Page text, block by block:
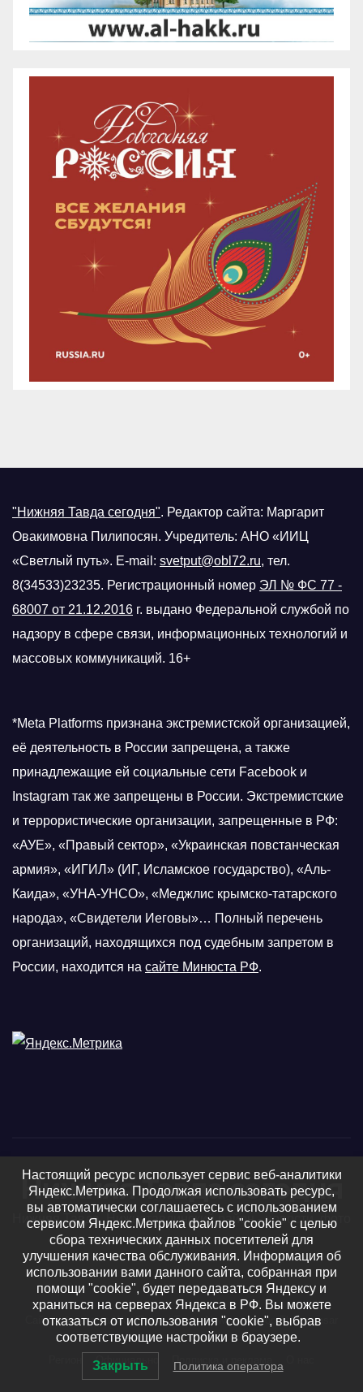
"Нижняя Тавда сегодня". Редактор сайта: Маргарит
Овакимовна Пилипосян. Учредитель: АНО «ИИЦ
«Светлый путь». E-mail: svetput@obl72.ru, тел.
8(34533)23235. Регистрационный номер ЭЛ № ФС 77 -
68007 от 21.12.2016 г. выдано Федеральной службой по
надзору в сфере связи, информационных технологий и
массовых коммуникаций. 16+
*Meta Platforms признана экстремистской организацией,
её деятельность в России запрещена, а также
принадлежащие ей социальные сети Facebook и
Instagram так же запрещены в России. Экстремистские
и террористические организации, запрещенные в РФ:
«АУЕ», «Правый сектор», «Украинская повстанческая
армия», «ИГИЛ» (ИГ, Исламское государство), «Аль-
Каида», «УНА-УНСО», «Меджлис крымско-татарского
народа», «Свидетели Иеговы»… Полный перечень
организаций, находящихся под судебным запретом в
России, находится на сайте Минюста РФ.
Нижняя Тавда сегодня
Нижняя Тавда, Нижнетавдинский район - новости, фото
и видео
Сайт работает на WordPress|Тема: Newsup, авторThemeansar
Официально Подписка и реклама
Настоящий ресурс использует сервис веб-аналитики
Яндекс.Метрика. Продолжая использовать ресурс,
вы автоматически соглашаетесь с использованием
сервисом Яндекс.Метрика файлов "cookie" с целью
сбора технических данных посетителей для
улучшения качества обслуживания. Информация об
использовании вами данного сайта, собранная при
помощи "cookie", будет передаваться Яндексу и
храниться на серверах Яндекса в РФ. Вы можете
отказаться от использования "cookie", выбрав
соответствующие настройки в браузере.
Закрыть Политика оператора